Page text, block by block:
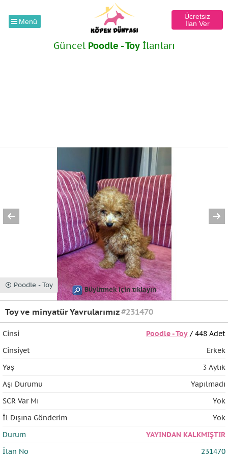
Menü
Ücretsiz
İlan Ver
Güncel Poodle - Toyİlanları
⦿ Poodle - Toy
Büyütmek için tıklayın
Toy ve minyatür Yavrularımız#231470
Cinsi Poodle - Toy/ 448 Adet
Cinsiyet
Erkek
Yaş
3 Aylık
Aşı Durumu
Yapılmadı
SCR Var Mı
Yok
İl Dışına Gönderim
Yok
Durum
YAYINDAN KALKMIŞTIR
İlan No
231470